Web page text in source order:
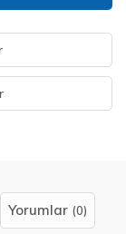
Yorumlar (0)